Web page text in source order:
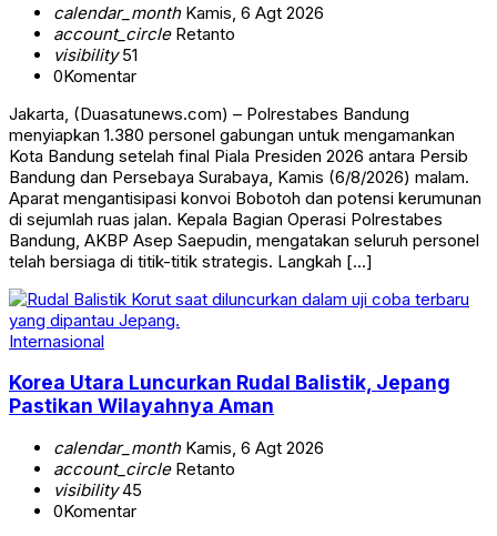
calendar_monthKamis, 6 Agt 2026
account_circleRetanto
visibility51
0Komentar
Jakarta, (Duasatunews.com) – Polrestabes Bandung
menyiapkan 1.380 personel gabungan untuk mengamankan
Kota Bandung setelah final Piala Presiden 2026 antara Persib
Bandung dan Persebaya Surabaya, Kamis (6/8/2026) malam.
Aparat mengantisipasi konvoi Bobotoh dan potensi kerumunan
di sejumlah ruas jalan. Kepala Bagian Operasi Polrestabes
Bandung, AKBP Asep Saepudin, mengatakan seluruh personel
telah bersiaga di titik-titik strategis. Langkah […]
Internasional
Korea Utara Luncurkan Rudal Balistik, Jepang
Pastikan Wilayahnya Aman
calendar_monthKamis, 6 Agt 2026
account_circleRetanto
visibility45
0Komentar